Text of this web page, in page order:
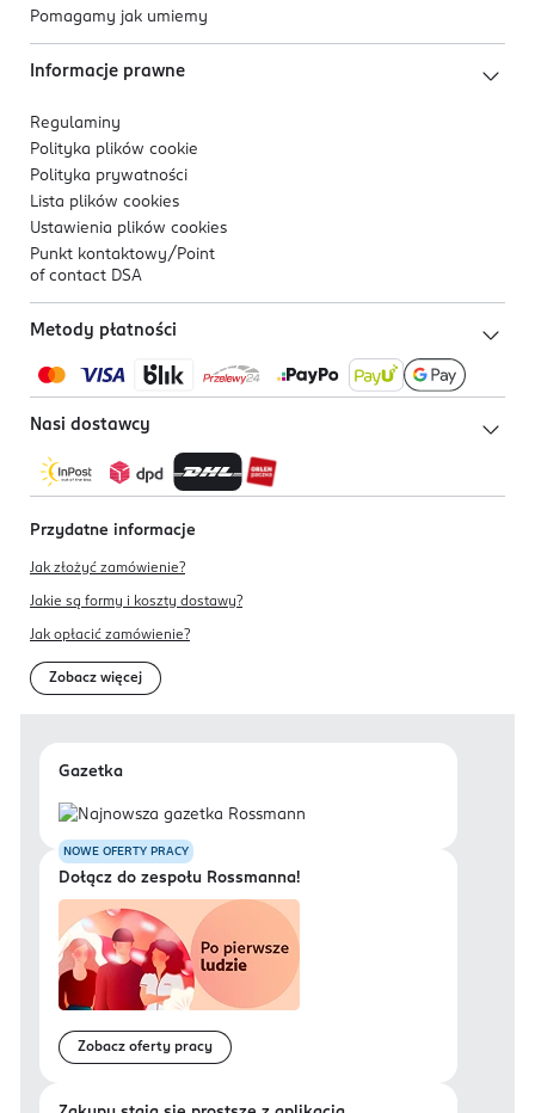
Pomagamy jak umiemy
Informacje prawne
Regulaminy
Polityka plików cookie
Polityka prywatności
Lista plików cookies
Ustawienia plików cookies
Punkt kontaktowy/ Point
of contact DSA
Metody płatności
Nasi dostawcy
Przydatne informacje
Jak złożyć zamówienie?
Jakie są formy i koszty dostawy?
Jak opłacić zamówienie?
Zobacz więcej
Gazetka
NOWE OFERTY PRACY
Dołącz do zespołu Rossmanna!
Zobacz oferty pracy